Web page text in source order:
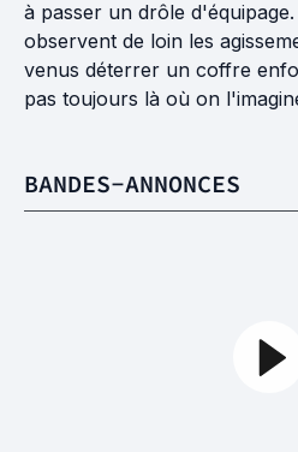
à passer un drôle
observent de loin les
venus déterrer un coffre
pas toujours là où on
BANDES-ANNONCES